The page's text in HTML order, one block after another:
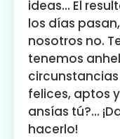
ideas… El
los días
nosotros no.
tenemos
felices, aptos
ansías tú?…
hacerlo!